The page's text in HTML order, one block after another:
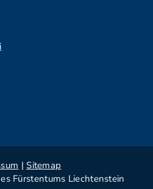
| Sitemap
Fürstentums Liechtenstein